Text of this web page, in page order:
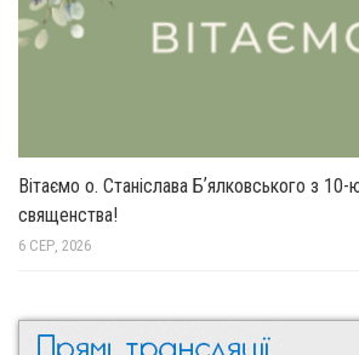
Вітаємо о. Станіслава Бʼялковського з
священства!
6 СЕР, 2026